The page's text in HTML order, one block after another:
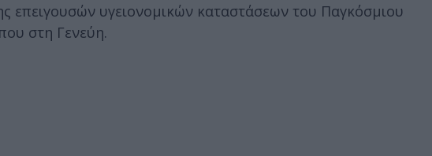
επειγουσών υγειονομικών καταστάσεων του Παγκόσμιου
στη Γενεύη.